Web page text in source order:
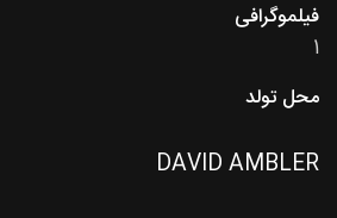
فیلموگرافی
1
محل تولد
DAVID AMBLER